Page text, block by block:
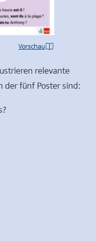
Vorschau
relevante
der fünf Poster sind: